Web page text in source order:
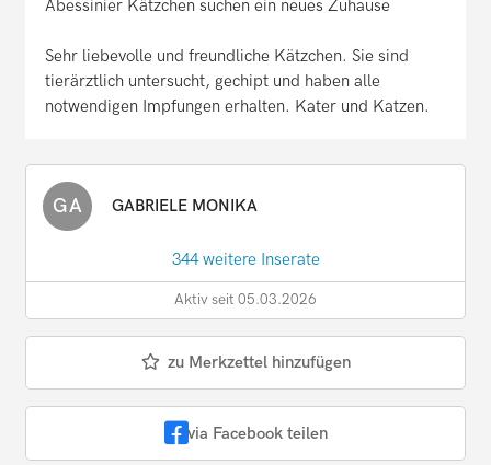
Abessinier Kätzchen suchen ein neues Zuhause
Sehr liebevolle und freundliche Kätzchen. Sie sind
tierärztlich untersucht, gechipt und haben alle
notwendigen Impfungen erhalten. Kater und Katzen.
GA GABRIELE MONIKA
344 weitere Inserate
Aktiv seit 05.03.2026
zu Merkzettel hinzufügen
via Facebook teilen